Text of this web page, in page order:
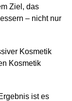
Ziel, das
– nicht nur
Kosmetik
Kosmetik
ist es